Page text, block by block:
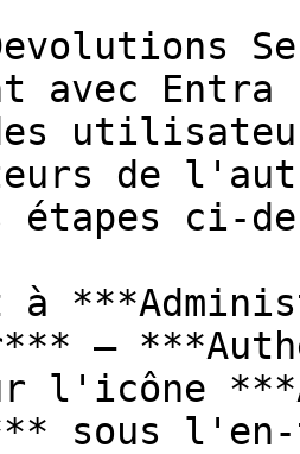
avec Entra
de
étapes ci-
à
–
l'icône
sous